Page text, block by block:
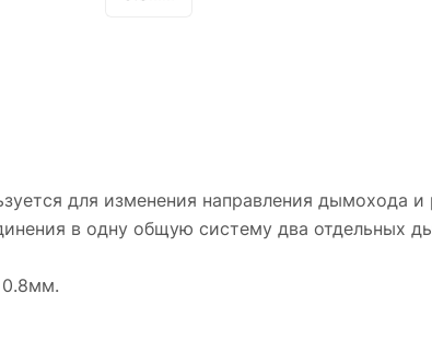
для изменения направления дымохода
в одну общую систему два отдельных
0.8мм.